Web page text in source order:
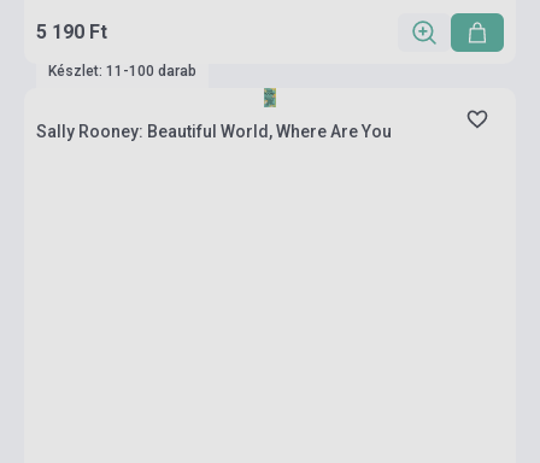
5 190 Ft
Készlet: 11-100 darab
Sally Rooney: Beautiful World, Where Are You